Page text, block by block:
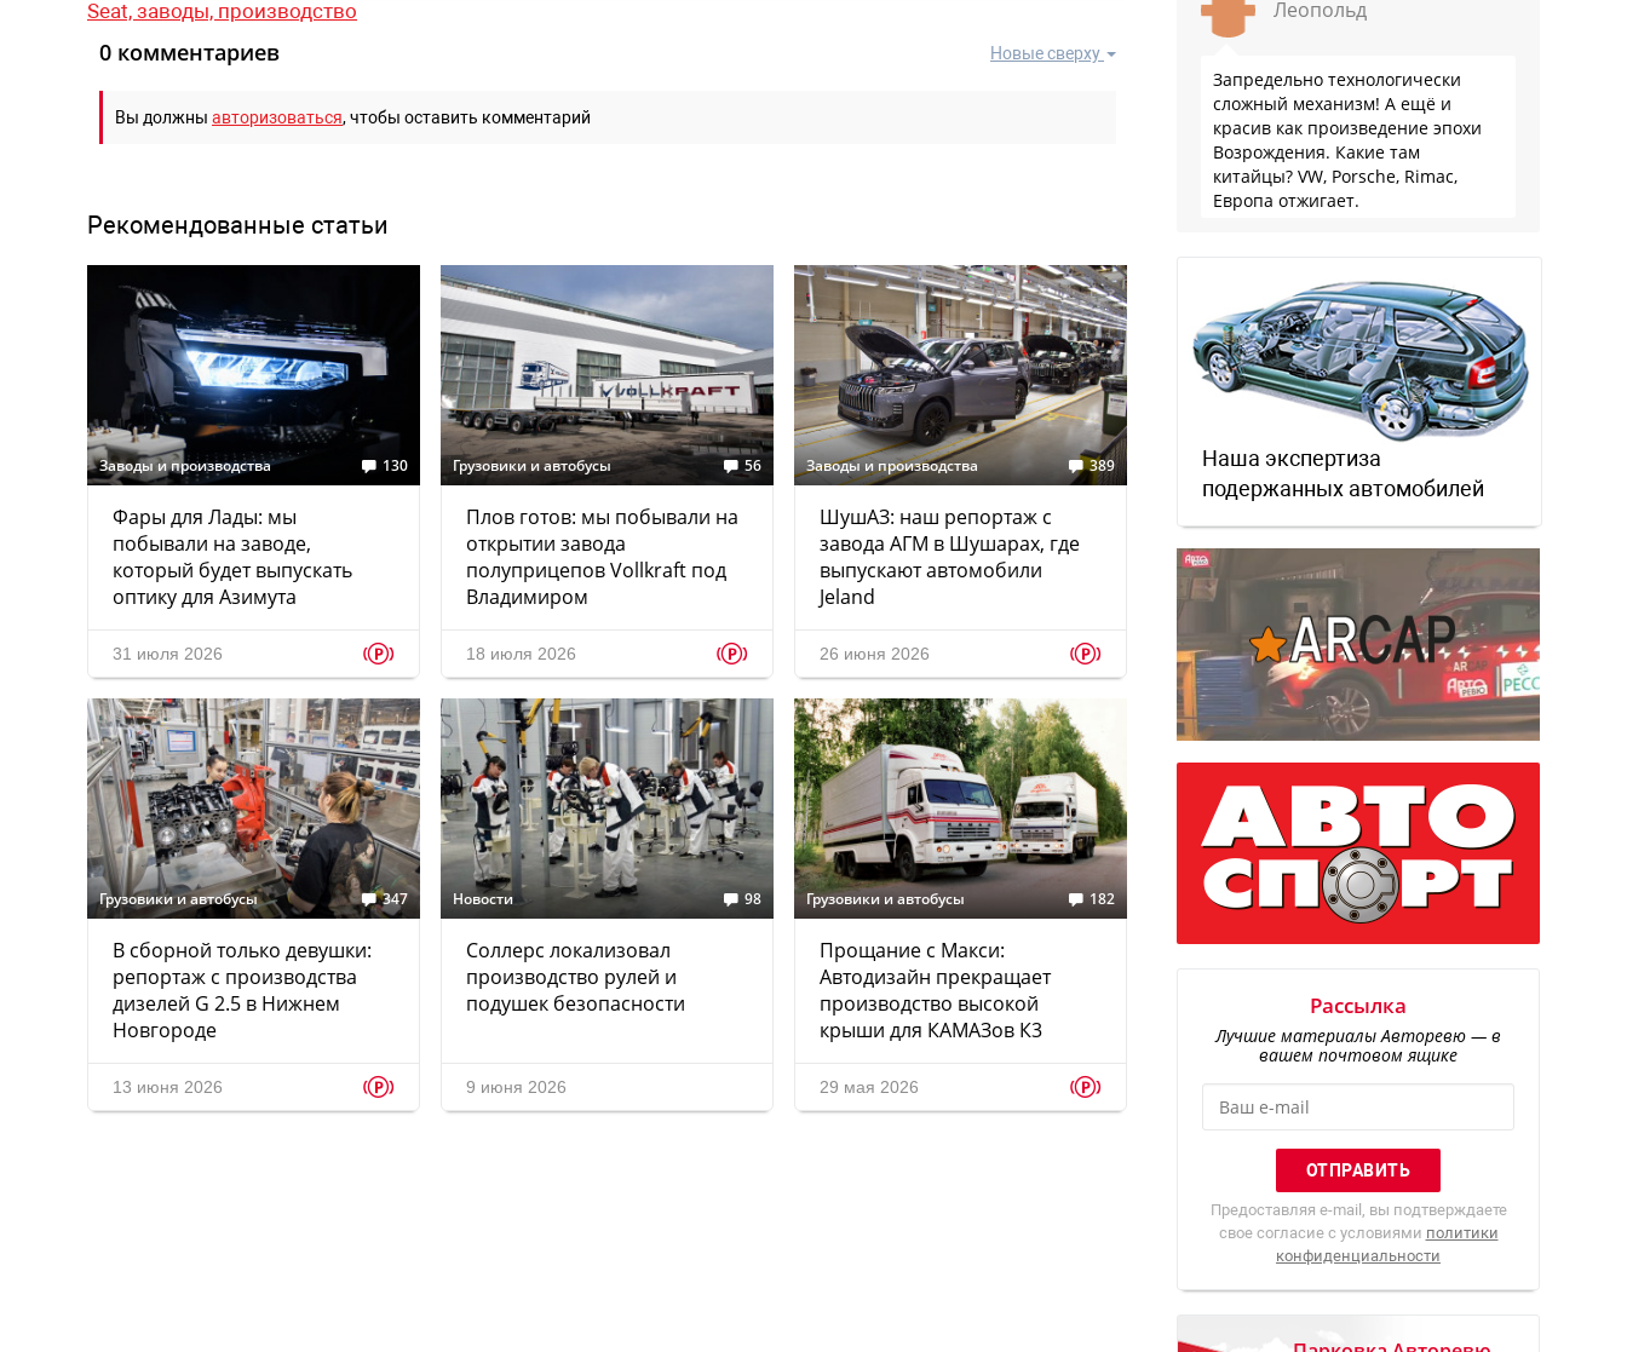
Seat, заводы, производство
Новые сверху
0 комментариев
Вы должны авторизоваться, чтобы оставить комментарий
Рекомендованные статьи
Заводы и производства 130
Фары для Лады: мы
побывали на заводе,
который будет выпускать
оптику для Азимута
31 июля 2026 p
Грузовики и автобусы 56
Плов готов: мы побывали на
открытии завода
полуприцепов Vollkraft под
Владимиром
18 июля 2026 p
Заводы и производства 389
ШушАЗ: наш репортаж с
завода АГМ в Шушарах, где
выпускают автомобили
Jeland
26 июня 2026 p
Грузовики и автобусы 347
В сборной только девушки:
репортаж с производства
дизелей G 2.5 в Нижнем
Новгороде
13 июня 2026 p
Новости 98
Соллерс локализовал
производство рулей и
подушек безопасности
9 июня 2026
Грузовики и автобусы 182
Прощание с Макси:
Автодизайн прекращает
производство высокой
крыши для КАМАЗов К3
29 мая 2026 p
Леопольд
Запредельно технологически
сложный механизм! А ещё и
красив как произведение эпохи
Возрождения. Какие там
китайцы? VW, Porsche, Rimac,
Европа отжигает.
Наша экспертиза
подержанных автомобилей
Рассылка
Лучшие материалы Авторевю — в
вашем почтовом ящике
Предоставляя e-mail, вы подтверждаете
свое согласие с условиями политики
конфиденциальности